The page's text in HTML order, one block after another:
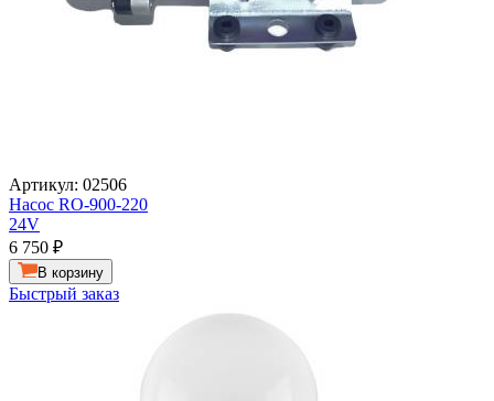
Артикул: 02506
Насос RO-900-220
24V
6 750 ₽
В корзину
Быстрый заказ